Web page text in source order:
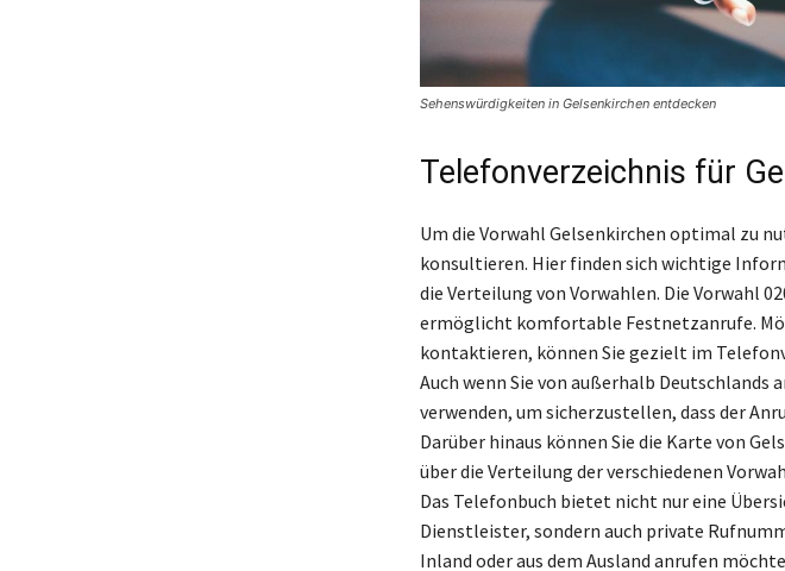
Sehenswürdigkeiten in Gelsenkirchen entdecken
Telefonverzeichnis für
Um die Vorwahl Gelsenkirchen optimal zu
konsultieren. Hier finden sich wichtige
die Verteilung von Vorwahlen. Die Vorwahl
ermöglicht komfortable Festnetzanrufe.
kontaktieren, können Sie gezielt im
Auch wenn Sie von außerhalb
verwenden, um sicherzustellen, dass der
Darüber hinaus können Sie die Karte von
über die Verteilung der verschiedenen
Das Telefonbuch bietet nicht nur eine
Dienstleister, sondern auch private
Inland oder aus dem Ausland anrufen